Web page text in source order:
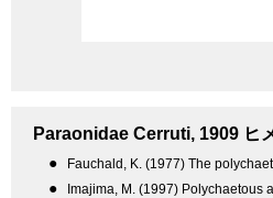
Paraonidae Cerruti, 1909 ヒ
● Fauchald, K. (1977) The
● Imajima, M. (1997) Polychaetous